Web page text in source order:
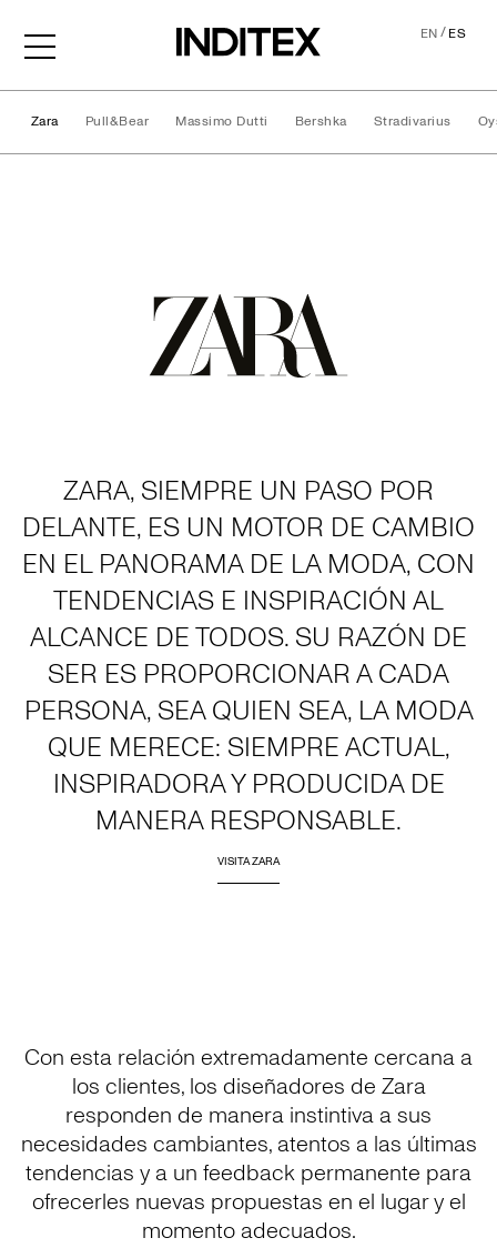
EN/ES
Zara Pull&Bear Massimo Dutti Bershka Stradivarius
ZARA, SIEMPRE UN PASO POR
DELANTE, ES UN MOTOR DE CAMBIO
EN EL PANORAMA DE LA MODA, CON
TENDENCIAS E INSPIRACIÓN AL
ALCANCE DE TODOS. SU RAZÓN DE
SER ES PROPORCIONAR A CADA
PERSONA, SEA QUIEN SEA, LA MODA
QUE MERECE: SIEMPRE ACTUAL,
INSPIRADORA Y PRODUCIDA DE
MANERA RESPONSABLE.
VISITA ZARA
Con esta relación extremadamente cercana a
los clientes, los diseñadores de Zara
responden de manera instintiva a sus
necesidades cambiantes, atentos a las últimas
tendencias y a un feedback permanente para
ofrecerles nuevas propuestas en el lugar y el
momento adecuados.